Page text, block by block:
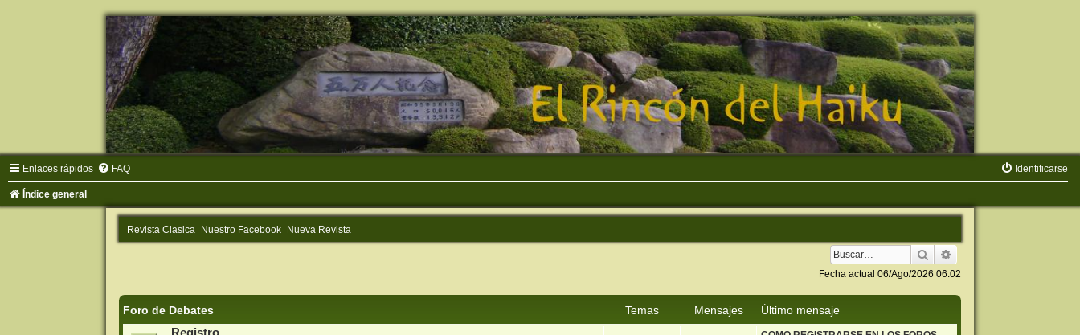
Enlaces rápidos FAQ Identificarse
Índice general
Revista Clasica Nuestro Facebook Nueva Revista
Buscar
Fecha actual 06/Ago/2026 06:02
Foro de Debates Temas Mensajes
Último mensaje